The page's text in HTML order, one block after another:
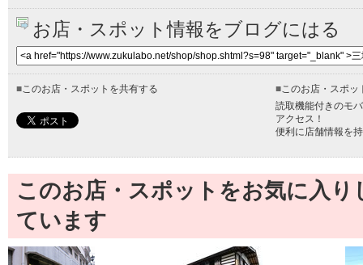
お店・スポット情報をブログにはる
■このお店・スポットを共有する ■このお店・スポッ
読取機能付きのモ
アクセス！
便利に店舗情報を
このお店・スポットをお気に入
ています